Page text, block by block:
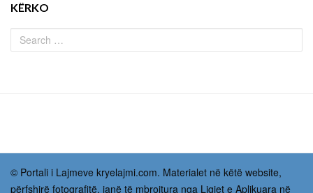
KËRKO
© Portali i Lajmeve kryelajmi.com. Materialet në këtë website,
përfshirë fotografitë, janë të mbrojtura nga Ligjet e Aplikuara në